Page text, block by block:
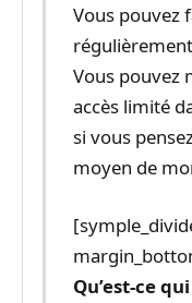
Vous pouvez
Vous pouvez
accès limité
si vous
moyen de
Qu’est-ce